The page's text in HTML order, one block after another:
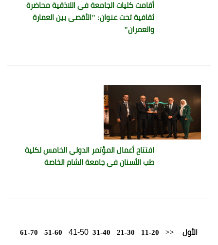
أقامت كليات الجامعة في اللاذقية محاضرة
ثقافية تحت عنوان: "الأقصى بين العمارة
والعمران"
افتتاح أعمال المؤتمر الدولي الخامس لكلية
طب الأسنان في جامعة الشام الخاصة
الأول <<
11-20
21-30
31-40
51-60
61-70